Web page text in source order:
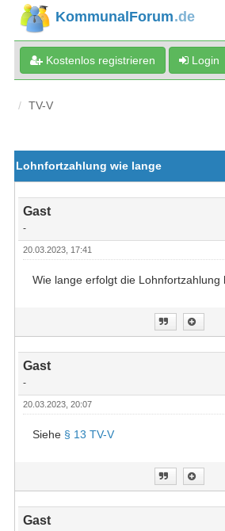
KommunalForum.de
Kostenlos registrieren Login
TV-V
Lohnfortzahlung wie lange
Gast
-
20.03.2023, 17:41
Wie lange erfolgt die Lohnfortzahlung
Gast
-
20.03.2023, 20:07
Siehe § 13 TV-V
Gast